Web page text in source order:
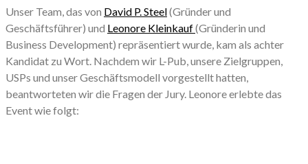
Unser Team, das von David P. Steel(Gründer und
Geschäftsführer) und Leonore Kleinkauf(Gründerin und
Business Development) repräsentiert wurde, kam als achter
Kandidat zu Wort. Nachdem wir L-Pub, unsere Zielgruppen,
USPs und unser Geschäftsmodell vorgestellt hatten,
beantworteten wir die Fragen der Jury. Leonore erlebte das
Event wie folgt: